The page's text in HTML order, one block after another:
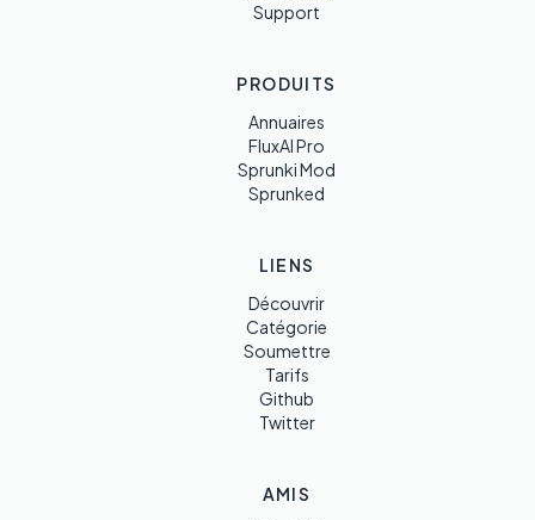
Support
PRODUITS
Annuaires
FluxAI Pro
Sprunki Mod
Sprunked
LIENS
Découvrir
Catégorie
Soumettre
Tarifs
Github
Twitter
AMIS